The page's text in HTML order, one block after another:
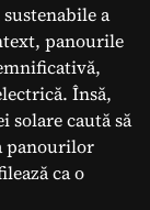
a
panourile
Însă,
solare caută să
panourilor
ca o